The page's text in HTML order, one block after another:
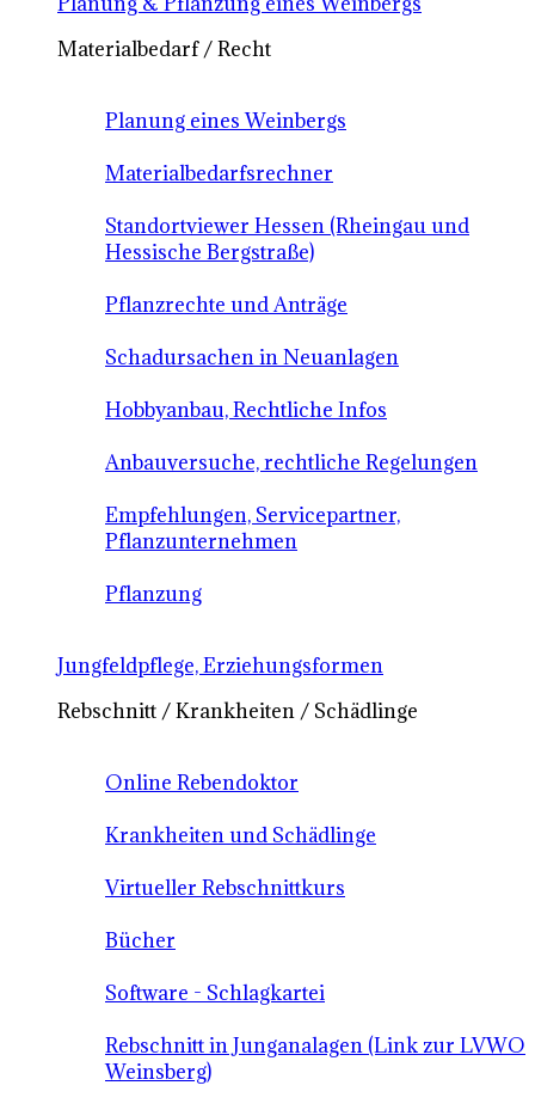
Materialbedarf / Recht
Planung eines Weinbergs
Materialbedarfsrechner
Standortviewer Hessen (Rheingau und
Hessische Bergstraße)
Pflanzrechte und Anträge
Schadursachen in Neuanlagen
Hobbyanbau, Rechtliche Infos
Anbauversuche, rechtliche Regelungen
Empfehlungen, Servicepartner,
Pflanzunternehmen
Pflanzung
Jungfeldpflege, Erziehungsformen
Rebschnitt / Krankheiten / Schädlinge
Online Rebendoktor
Krankheiten und Schädlinge
Virtueller Rebschnittkurs
Bücher
Software - Schlagkartei
Rebschnitt in Junganalagen (Link zur LVWO
Weinsberg)